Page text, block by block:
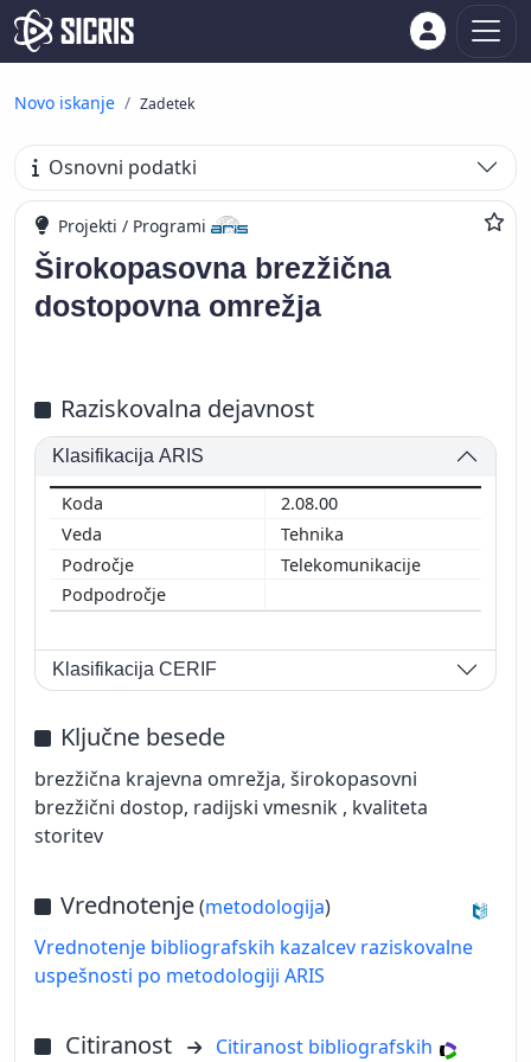
Novo iskanje Zadetek
Osnovni podatki
Projekti / Programi
Širokopasovna brezžična
dostopovna omrežja
Raziskovalna dejavnost
Klasifikacija ARIS
2.08.00
Tehnika
Telekomunikacije
Klasifikacija CERIF
Ključne besede
brezžična krajevna omrežja, širokopasovni
brezžični dostop, radijski vmesnik , kvaliteta
storitev
Vrednotenje(metodologija)
Vrednotenje bibliografskih kazalcev raziskovalne
uspešnosti po metodologiji ARIS
Citiranost Citiranost bibliografskih